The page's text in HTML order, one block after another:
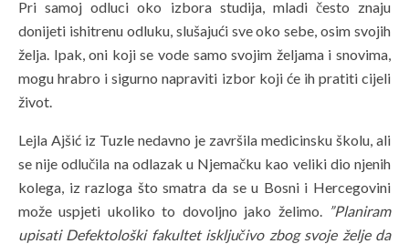
Pri samoj odluci oko izbora studija, mladi često znaju
donijeti ishitrenu odluku, slušajući sve oko sebe, osim svojih
želja. Ipak, oni koji se vode samo svojim željama i snovima,
mogu hrabro i sigurno napraviti izbor koji će ih pratiti cijeli
život.
Lejla Ajšić iz Tuzle nedavno je završila medicinsku školu, ali
se nije odlučila na odlazak u Njemačku kao veliki dio njenih
kolega, iz razloga što smatra da se u Bosni i Hercegovini
može uspjeti ukoliko to dovoljno jako želimo.
”Planiram
upisati Defektološki fakultet isključivo zbog svoje želje da